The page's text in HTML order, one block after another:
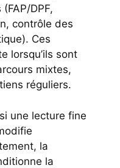
DPF,
contrôle des
Ces
lorsqu’ils sont
mixtes,
réguliers.
une lecture fine
la
la